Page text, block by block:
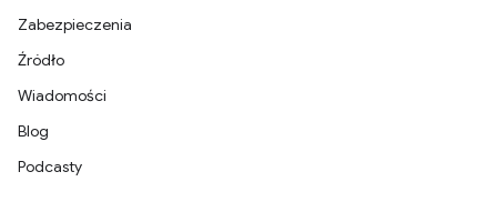
Zabezpieczenia
Źródło
Wiadomości
Blog
Podcasty